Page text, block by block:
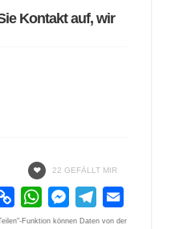
Kontakt auf, wir
22 GEFÄLLT MIR
Copy
Link
WhatsAppMessenger
Telegram
Funktion können Daten von der